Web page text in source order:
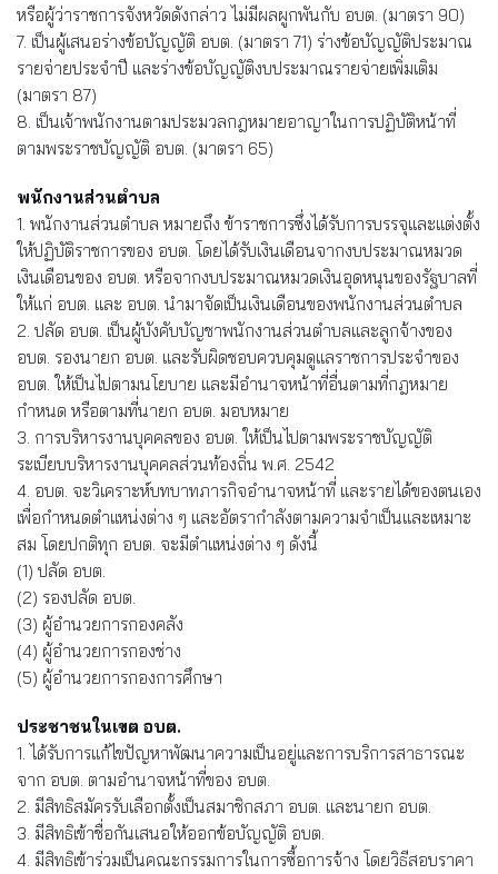
หรือผู้ว่าราชการจังหวัดดังกล่าว ไม่มีผลผูกพันกับ อบต. (มาตรา 90)
7. เป็นผู้เสนอร่างข้อบัญญัติ อบต. (มาตรา 71) ร่างข้อบัญญัติประมาณ
รายจ่ายประจำปี และร่างข้อบัญญัติงบประมาณรายจ่ายเพิ่มเติม
(มาตรา 87)
8. เป็นเจ้าพนักงานตามประมวลกฎหมายอาญาในการปฏิบัติหน้าที่
ตามพระราชบัญญัติ อบต. (มาตรา 65)
พนักงานส่วนตำบล
1. พนักงานส่วนตำบล หมายถึง ข้าราชการซึ่งได้รับการบรรจุและแต่งตั้ง
ให้ปฏิบัติราชการของ อบต. โดยได้รับเงินเดือนจากงบประมาณหมวด
เงินเดือนของ อบต. หรือจากงบประมาณหมวดเงินอุดหนุนของรัฐบาลที่
ให้แก่ อบต. และ อบต. นำมาจัดเป็นเงินเดือนของพนักงานส่วนตำบล
2. ปลัด อบต. เป็นผู้บังคับบัญชาพนักงานส่วนตำบลและลูกจ้างของ
อบต. รองนายก อบต. และรับผิดชอบควบคุมดูแลราชการประจำของ
อบต. ให้เป็นไปตามนโยบาย และมีอำนาจหน้าที่อื่นตามที่กฎหมาย
กำหนด หรือตามที่นายก อบต. มอบหมาย
3. การบริหารงานบุคคลของ อบต. ให้เป็นไปตามพระราชบัญญัติ
ระเบียบบริหารงานบุคคลส่วนท้องถิ่น พ.ศ. 2542
4. อบต. จะวิเคราะห์บทบาทภารกิจอำนาจหน้าที่ และรายได้ของตนเอง
เพื่อกำหนดตำแหน่งต่าง ๆ และอัตรากำลังตามความจำเป็นและเหมาะ
สม โดยปกติทุก อบต. จะมีตำแหน่งต่าง ๆ ดังนี้
(1) ปลัด อบต.
(2) รองปลัด อบต.
(3) ผู้อำนวยการกองคลัง
(4) ผู้อำนวยการกองช่าง
(5) ผู้อำนวยการกองการศึกษา
ประชาชนในเขต อบต.
1. ได้รับการแก้ไขปัญหาพัฒนาความเป็นอยู่และการบริการสาธารณะ
จาก อบต. ตามอำนาจหน้าที่ของ อบต.
2. มีสิทธิสมัครรับเลือกตั้งเป็นสมาชิกสภา อบต. และนายก อบต.
3. มีสิทธิเข้าชื่อกันเสนอให้ออกข้อบัญญัติ อบต.
4. มีสิทธิเข้าร่วมเป็นคณะกรรมการในการซื้อการจ้าง โดยวิธีสอบราคา